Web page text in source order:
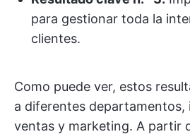
para gestionar toda la
clientes.
Como puede ver, estos
a diferentes departamentos,
ventas y marketing. A partir